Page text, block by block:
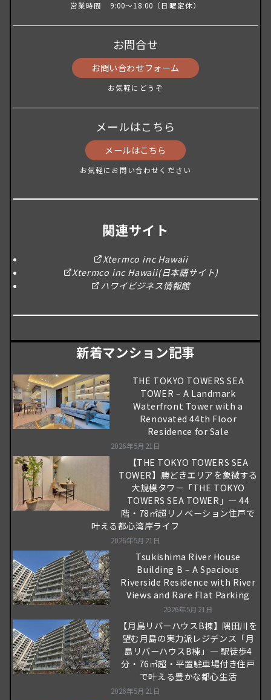
営業時間 9:00～18:00（日曜定休）
お問合せ
お問い合わせフォーム
お気軽にどうぞ
メールはこちら
メールはこちら
お気軽にお問い合わせください
関連サイト
Xtermco inc Hawaii
Xtermco inc Hawaii(日本語サイト)
ハワイビジネス情報館
新着マンション記事
THE TOKYO TOWERS SEA
TOWER – A Landmark
Waterfront Tower with a
Renovated 44th Floor
Residence for Sale
2026年5月21日
【THE TOKYO TOWERS SEA
TOWER】勝どきエリアを象徴する
大規模タワー「THE TOKYO
TOWERS SEA TOWER」― 44
階・78㎡超リノベーション住戸で
叶える都心湾岸ライフ
2026年5月21日
Tsukishima River House
Building B – A Spacious
Riverside Residence with River
Views and Rare Flat Parking
2026年5月21日
【月島リバーハウスB棟】隅田川を
望む月島の実力派レジデンス「月
島リバーハウスB棟」― 駅徒歩4
分・76㎡超・平置駐車場付き住戸
で叶える豊かな都心生活
2026年5月21日